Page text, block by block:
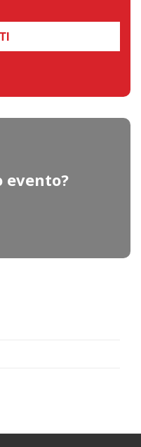
evento?